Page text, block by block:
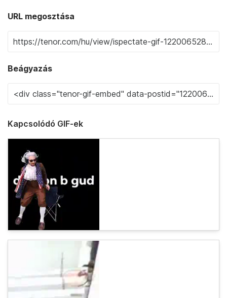
URL megosztása
Beágyazás
Kapcsolódó GIF-ek